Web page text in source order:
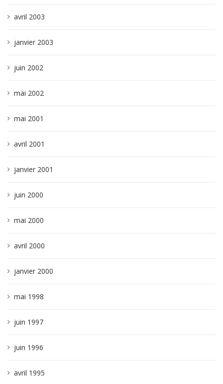
avril 2003
janvier 2003
juin 2002
mai 2002
mai 2001
avril 2001
janvier 2001
juin 2000
mai 2000
avril 2000
janvier 2000
mai 1998
juin 1997
juin 1996
avril 1995